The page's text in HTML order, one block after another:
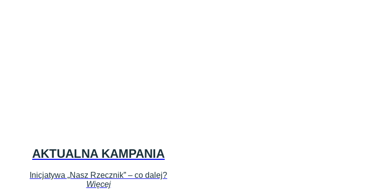
AKTUALNA KAMPANIA
Inicjatywa „Nasz Rzecznik” – co dalej?
Więcej